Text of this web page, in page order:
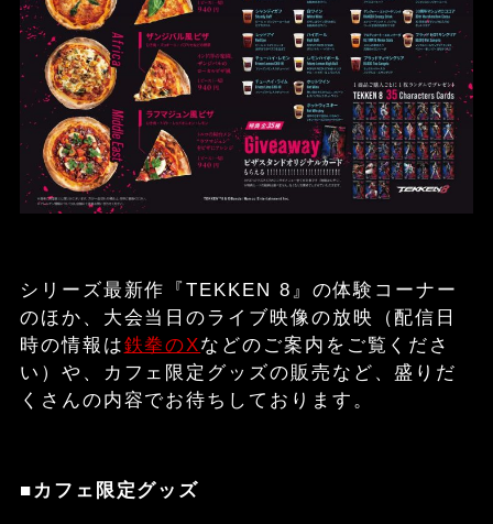
シリーズ最新作『TEKKEN 8』の体験コーナー
のほか、大会当日のライブ映像の放映（配信日
時の情報は鉄拳のXなどのご案内をご覧くださ
い）や、カフェ限定グッズの販売など、盛りだ
くさんの内容でお待ちしております。
■カフェ限定グッズ